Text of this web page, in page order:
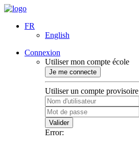
FR
English
Connexion
Utiliser mon compte école
Je me connecte
Utiliser un compte provisoire
Valider
Error: